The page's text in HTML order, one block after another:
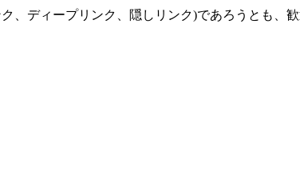
、ディープリンク、隠しリンク)であろうとも、歓